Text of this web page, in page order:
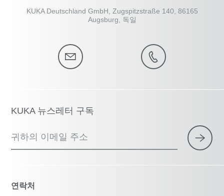
KUKA Deutschland GmbH, Zugspitzstraße 140, 86165
Augsburg, 독일
KUKA 뉴스레터 구독
귀하의 이메일 주소
연락처